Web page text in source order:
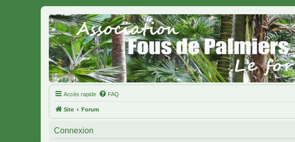
Accès rapide FAQ
Site Forum
Connexion